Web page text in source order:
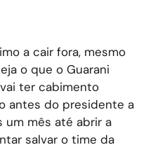
a cair fora, mesmo
o que o Guarani
ter cabimento
antes do presidente a
um mês até abrir a
salvar o time da